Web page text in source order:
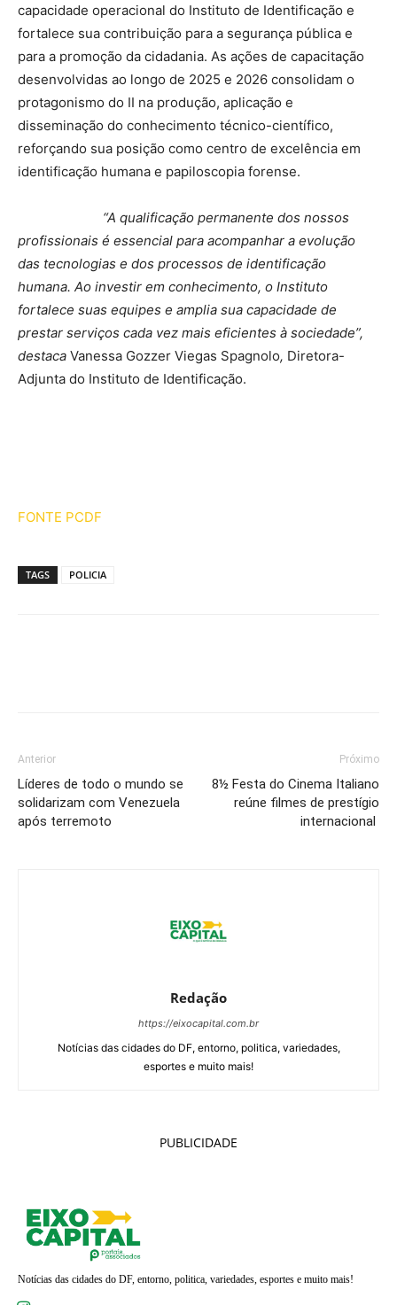
capacidade operacional do Instituto de Identificação e
fortalece sua contribuição para a segurança pública e
para a promoção da cidadania. As ações de capacitação
desenvolvidas ao longo de 2025 e 2026 consolidam o
protagonismo do II na produção, aplicação e
disseminação do conhecimento técnico-científico,
reforçando sua posição como centro de excelência em
identificação humana e papiloscopia forense.
“A qualificação permanente dos nossos
profissionais é essencial para acompanhar a evolução
das tecnologias e dos processos de identificação
humana. Ao investir em conhecimento, o Instituto
fortalece suas equipes e amplia sua capacidade de
prestar serviços cada vez mais eficientes à sociedade”,
destaca Vanessa Gozzer Viegas Spagnolo, Diretora-
Adjunta do Instituto de Identificação.
FONTE PCDF
TAGS POLICIA
Anterior
Líderes de todo o mundo se
solidarizam com Venezuela
após terremoto
Próximo
8½ Festa do Cinema Italiano
reúne filmes de prestígio
internacional
Redação
https://eixocapital.com.br
Notícias das cidades do DF, entorno, politica, variedades,
esportes e muito mais!
PUBLICIDADE
Notícias das cidades do DF, entorno, politica, variedades, esportes e muito mais!